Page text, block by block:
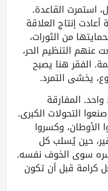
استمرت القاعدة.
أعادت إنتاج العلاقة
من الثورات،
التنظيم الحر،
الفقر هنا يصبح
يخشى التمرد.
المفارقة
التحولات الكبرى.
الأوطان، وكسروا
حين يُسلب كل
سوى الخوف نفسه.
كرامة قبل أن تكون